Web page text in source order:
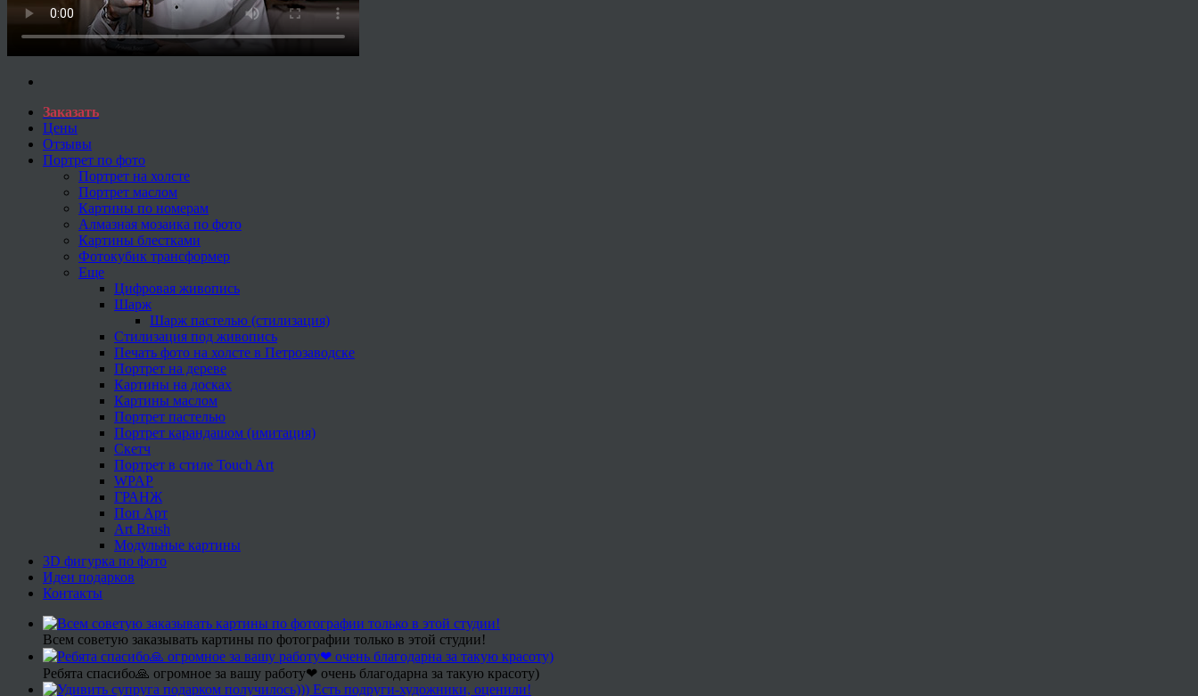
Заказать
Цены
Отзывы
Портрет по фото
Портрет на холсте
Портрет маслом
Картины по номерам
Алмазная мозаика по фото
Картины блестками
Фотокубик трансформер
Еще
Цифровая живопись
Шарж
Шарж пастелью (стилизация)
Стилизация под живопись
Печать фото на холсте в Петрозаводске
Портрет на дереве
Картины на досках
Картины маслом
Портрет пастелью
Портрет карандашом (имитация)
Скетч
Портрет в стиле Touch Art
WPAP
ГРАНЖ
Поп Арт
Art Brush
Модульные картины
3D фигурка по фото
Идеи подарков
Контакты
Всем советую заказывать картины по фотографии только в этой студии!
Ребята спасибо🙏 огромное за вашу работу❤ очень благодарна за такую красоту)